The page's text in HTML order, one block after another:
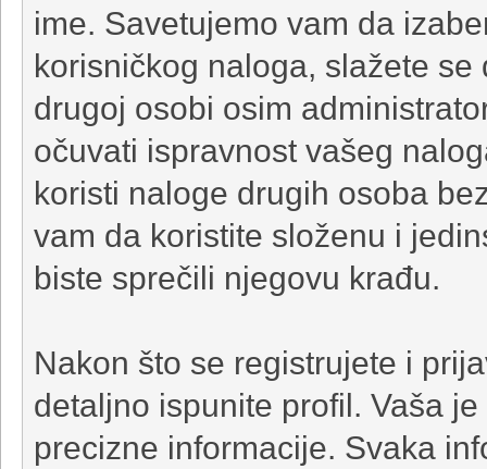
ime. Savetujemo vam da
korisničkog naloga, slažete
drugoj osobi osim
očuvati ispravnost vašeg
koristi naloge drugih osoba
vam da koristite složenu i
biste sprečili njegovu krađu.
Nakon što se registrujete i
detaljno ispunite profil. Vaša
precizne informacije. Svaka